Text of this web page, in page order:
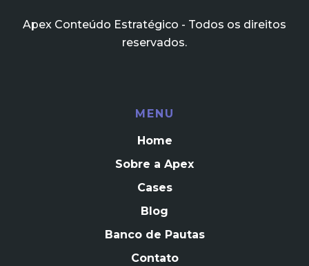
Apex Conteúdo Estratégico - Todos os direitos
reservados.
MENU
Home
Sobre a Apex
Cases
Blog
Banco de Pautas
Contato